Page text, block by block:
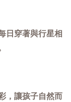
日穿著與行星相
，讓孩子自然而